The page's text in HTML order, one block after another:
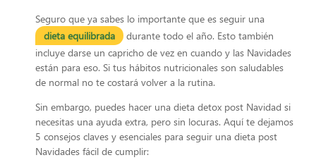
Seguro que ya sabes lo importante que es seguir una
dieta equilibrada
durante todo el año. Esto también
incluye darse un capricho de vez en cuando y las Navidades
están para eso. Si tus hábitos nutricionales son saludables
de normal no te costará volver a la rutina.
Sin embargo, puedes hacer una dieta detox post Navidad si
necesitas una ayuda extra, pero sin locuras. Aquí te dejamos
5 consejos claves y esenciales para seguir una dieta post
Navidades fácil de cumplir: